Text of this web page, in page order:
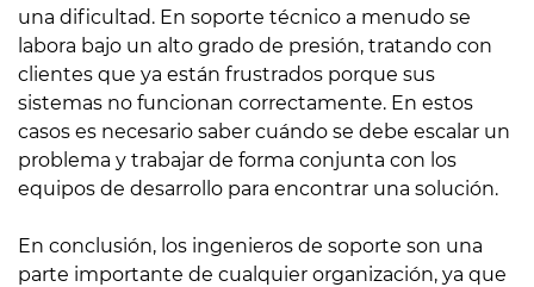
una dificultad. En soporte técnico a menudo se
labora bajo un alto grado de presión, tratando con
clientes que ya están frustrados porque sus
sistemas no funcionan correctamente. En estos
casos es necesario saber cuándo se debe escalar un
problema y trabajar de forma conjunta con los
equipos de desarrollo para encontrar una solución.
En conclusión, los ingenieros de soporte son una
parte importante de cualquier organización, ya que